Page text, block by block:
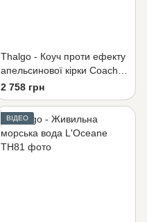
Thalgo - Коуч проти ефекту
апельсинової кірки Coach
Anti-Orange Peel Effect
2 758 грн
ВІДЕО